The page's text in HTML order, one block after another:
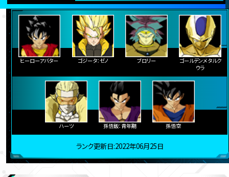
ヒーローアバター ゴジータ：ゼノ ブロリー
ゴールデンメタルク
ウラ
ハーツ 孫悟飯：青年期 孫悟空
ランク更新日:2022年06月25日